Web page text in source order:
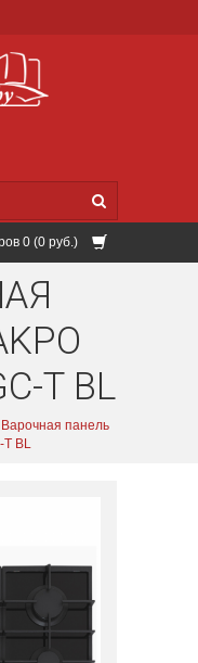
0 (0 руб.)
T BL
Варочная панель
BL